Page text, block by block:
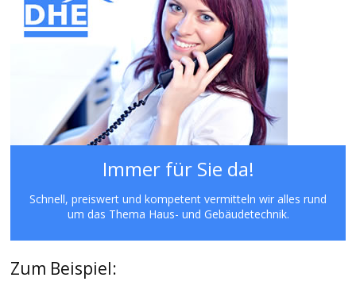
Immer für Sie da!
Schnell, preiswert und kompetent vermitteln wir alles rund
um das Thema Haus- und Gebäudetechnik.
Zum Beispiel: